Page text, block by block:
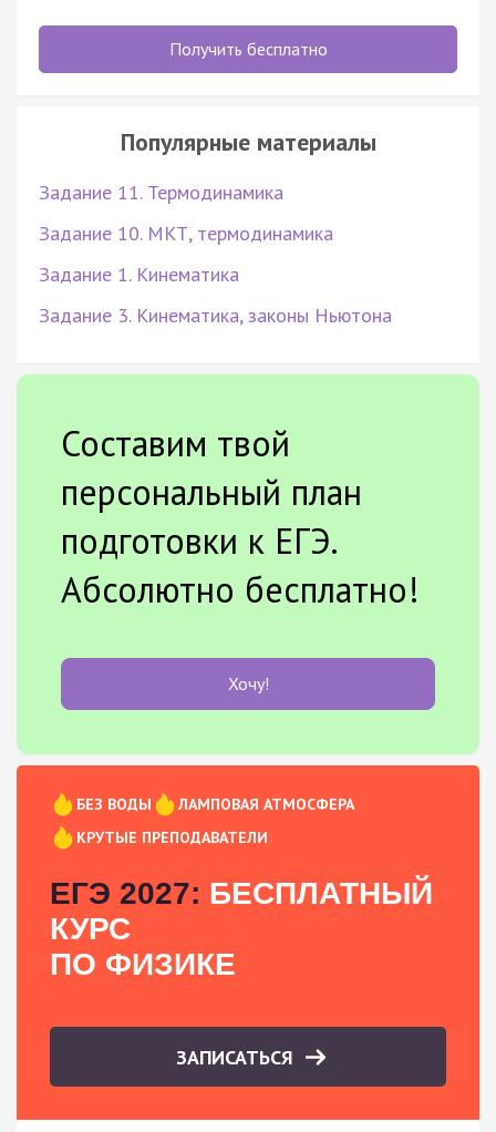
Получить бесплатно
Популярные материалы
Задание 11. Термодинамика
Задание 10. МКТ, термодинамика
Задание 1. Кинематика
Задание 3. Кинематика, законы Ньютона
Составим твой
персональный план
подготовки к ЕГЭ.
Абсолютно бесплатно!
Хочу!
БЕЗ ВОДЫ
ЛАМПОВАЯ АТМОСФЕРА
КРУТЫЕ ПРЕПОДАВАТЕЛИ
ЕГЭ 2027: БЕСПЛАТНЫЙ
КУРС
ПО ФИЗИКЕ
ЗАПИСАТЬСЯ